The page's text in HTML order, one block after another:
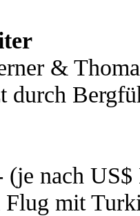
&
durch
(je nach
mit